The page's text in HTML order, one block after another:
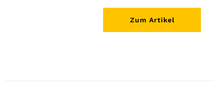
Zum Artikel